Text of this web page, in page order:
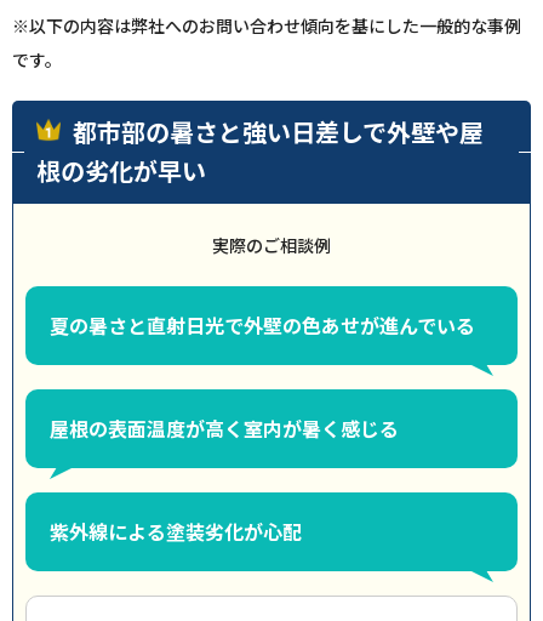
※以下の内容は弊社へのお問い合わせ傾向を基にした一般的な事例
です。
都市部の暑さと強い日差しで外壁や屋
根の劣化が早い
実際のご相談例
夏の暑さと直射日光で外壁の色あせが進んでいる
屋根の表面温度が高く室内が暑く感じる
紫外線による塗装劣化が心配